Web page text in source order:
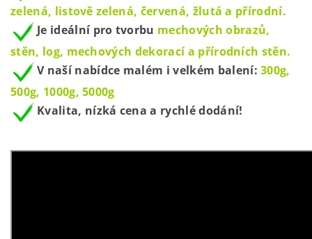
zelená, listově zelená, červená, žlutá a přírodní.
Je ideální pro tvorbu mechových obrazů,
stěn, log, mechových dekorací a přírodních stěn.
V naší nabídce malém i velkém balení:300g,
500g, 1000g, 5000g
Kvalita, nízká cena a rychlé dodání!